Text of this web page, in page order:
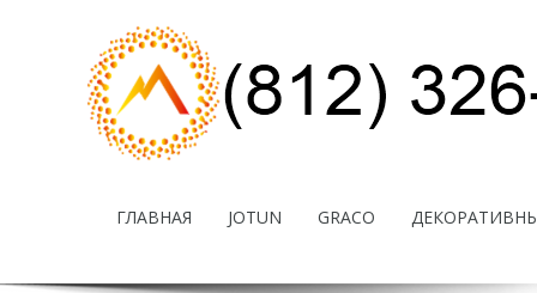
ГЛАВНАЯ JOTUN GRACO